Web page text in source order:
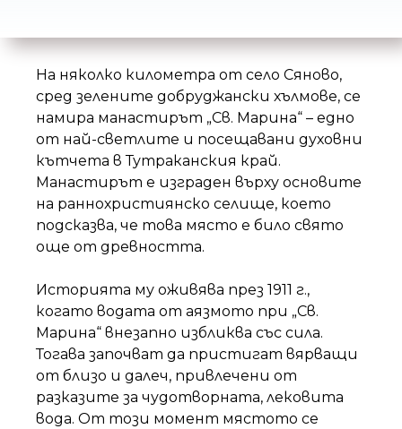
На няколко километра от село Сяново,
сред зелените добруджански хълмове, се
намира манастирът „Св. Марина“ – едно
от най-светлите и посещавани духовни
кътчета в Тутраканския край.
Манастирът е изграден върху основите
на раннохристиянско селище, което
подсказва, че това място е било свято
още от древността.
Историята му оживява през 1911 г.,
когато водата от аязмото при „Св.
Марина“ внезапно избликва със сила.
Тогава започват да пристигат вярващи
от близо и далеч, привлечени от
разказите за чудотворната, лековита
вода. От този момент мястото се